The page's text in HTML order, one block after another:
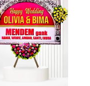
was:
Rp900.000.
is:
Rp799.000.